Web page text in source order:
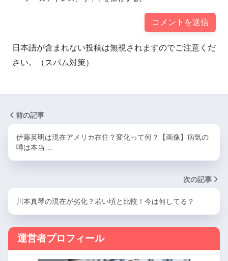
日本語が含まれない投稿は無視されますのでご注意くだ
さい。（スパム対策）
前の記事
伊藤英明は現在アメリカ在住？変化って何？【画像】病気の
噂は本当…
次の記事
川本真琴の現在が劣化？若い頃と比較！今は何してる？
運営者プロフィール